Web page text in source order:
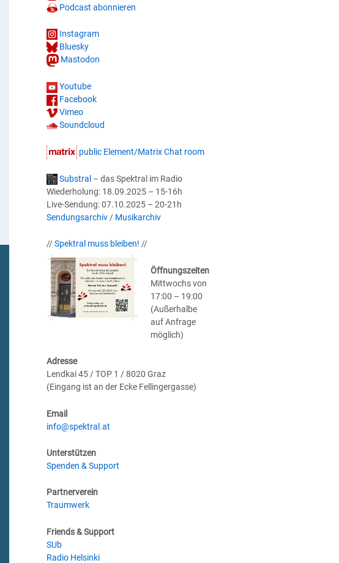
Podcast abonnieren
Instagram
Bluesky
Mastodon
Youtube
Facebook
Vimeo
Soundcloud
public Element/Matrix Chat room
Substral – das Spektral im Radio
Wiederholung: 18.09.2025 – 15-16h
Live-Sendung: 07.10.2025 – 20-21h
Sendungsarchiv/ Musikarchiv
//Spektral muss bleiben! //
Öffnungszeiten
Mittwochs von
17:00 – 19:00
(Außerhalbe
auf Anfrage
möglich)
Adresse
Lendkai 45 / TOP 1 / 8020 Graz
(Eingang ist an der Ecke Fellingergasse)
Email
info@spektral.at
Unterstützen
Spenden & Support
Partnerverein
Traumwerk
Friends & Support
SUb
Radio Helsinki